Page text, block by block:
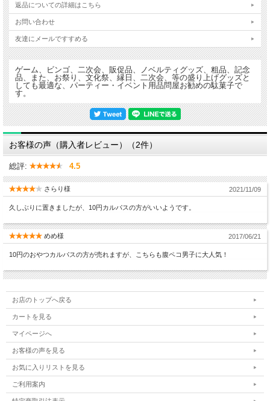
返品についての詳細はこちら
お問い合わせ
友達にメールですすめる
ゲーム、ビンゴ、二次会、販促品、ノベルティグッズ、粗品、記念
品、また、お祭り、文化祭、縁日、二次会、等の盛り上げグッズと
しても最適な、パーティー・イベント用品問屋お勧めの駄菓子で
す。
お客様の声（購入者レビュー）（2件）
総評: 4.5
さらり様 2021/11/09
久しぶりに置きましたが、10円カルパスの方がいいようです。
めめ様 2017/06/21
10円のおやつカルパスの方が売れますが、こちらも腹ペコ男子に大人気！
お店のトップへ戻る
カートを見る
マイページへ
お客様の声を見る
お気に入りリストを見る
ご利用案内